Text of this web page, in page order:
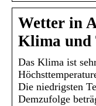
Wetter in
Klima und
Das Klima ist
Die niedrigsten
Demzufolge